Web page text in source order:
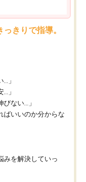
きりで指導。
」
」
びない…」
ばいいのか分からな
みを解決していっ